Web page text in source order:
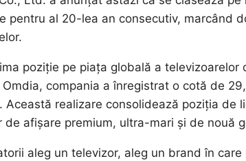
pentru al 20-lea an consecutiv, marcând
poziție pe piața globală a
compania a înregistrat o cotă de
Această realizare consolidează poziția de
de afișare premium, ultra-mari și de nouă
aleg un televizor, aleg un brand în